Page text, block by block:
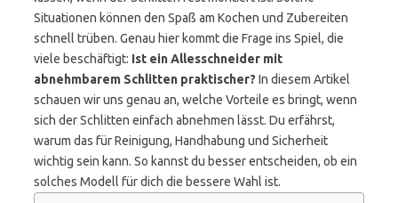
Situationen können den Spaß am Kochen und Zubereiten
schnell trüben. Genau hier kommt die Frage ins Spiel, die
viele beschäftigt: Ist ein Allesschneider mit
abnehmbarem Schlitten praktischer? In diesem Artikel
schauen wir uns genau an, welche Vorteile es bringt, wenn
sich der Schlitten einfach abnehmen lässt. Du erfährst,
warum das für Reinigung, Handhabung und Sicherheit
wichtig sein kann. So kannst du besser entscheiden, ob ein
solches Modell für dich die bessere Wahl ist.